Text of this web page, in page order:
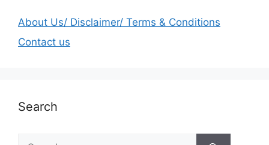
About Us/ Disclaimer/ Terms & Conditions
Contact us
Search